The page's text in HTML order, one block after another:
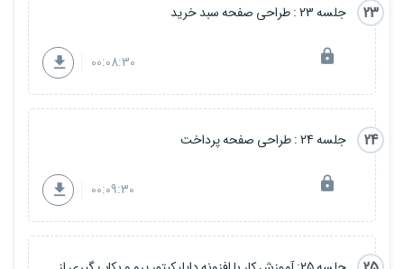
23 جلسه 23 : طراحی صفحه سبد خرید
00:08:30
24 جلسه 24 : طراحی صفحه پرداخت
00:09:30